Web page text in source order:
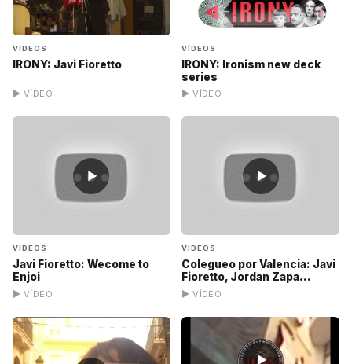
VÍDEOS
IRONY: Javi Fioretto
▶ VÍDEO
VÍDEOS
IRONY: Ironism new deck
series
▶ VÍDEO
▶
VÍDEOS
Javi Fioretto: Wecome to
Enjoi
▶ VÍDEO
▶
VÍDEOS
Colegueo por Valencia: Javi
Fioretto, Jordan Zapa...
▶ VÍDEO
▶